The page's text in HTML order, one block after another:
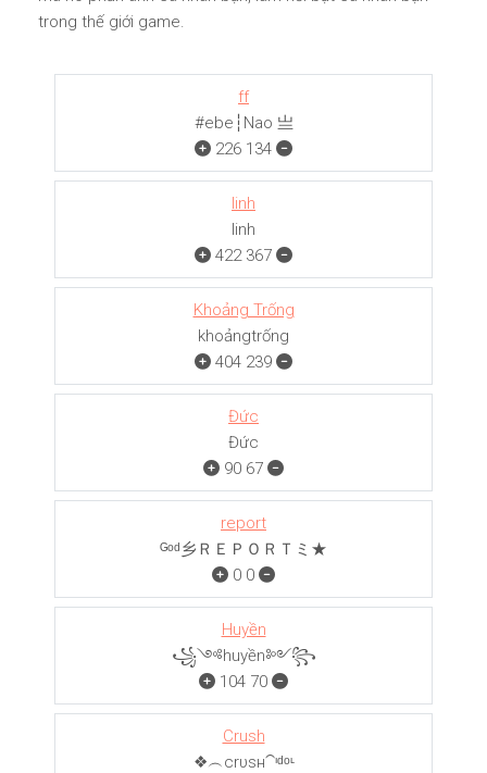
trong thế giới game.
ff
#ebe┆Nao 亗
226 134
linh
linh
422 367
Khoảng Trống
khoảngㅤㅤㅤtrống
404 239
Đức
Đức
90 67
report
ᴳᵒᵈ乡ＲＥＰＯＲＴミ★
0 0
Huyền
꧁༺huyền༻꧂
104 70
Crush
❖︵crυѕн⁀ᶦᵈᵒᶫ